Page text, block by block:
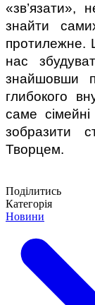
«зв’язати»,
знайти
протилежне.
нас
знайшовши
глибокого
саме
зобразити
Творцем.
Поділитись
Категорія
Новини